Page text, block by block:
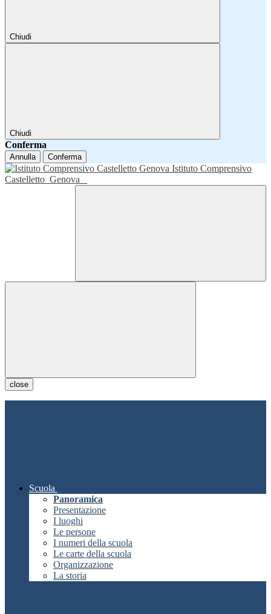
Chiudi
Chiudi
Conferma
Annulla Conferma
Istituto Comprensivo
Castelletto Genova
close
Scuola
Panoramica
Presentazione
I luoghi
Le persone
I numeri della scuola
Le carte della scuola
Organizzazione
La storia